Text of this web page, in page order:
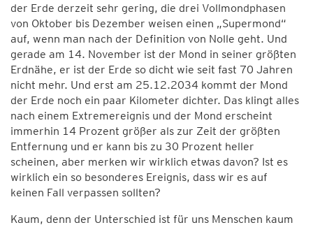
der Erde derzeit sehr gering, die drei Vollmondphasen
von Oktober bis Dezember weisen einen „Supermond“
auf, wenn man nach der Definition von Nolle geht. Und
gerade am 14. November ist der Mond in seiner größten
Erdnähe, er ist der Erde so dicht wie seit fast 70 Jahren
nicht mehr. Und erst am 25.12.2034 kommt der Mond
der Erde noch ein paar Kilometer dichter. Das klingt alles
nach einem Extremereignis und der Mond erscheint
immerhin 14 Prozent größer als zur Zeit der größten
Entfernung und er kann bis zu 30 Prozent heller
scheinen, aber merken wir wirklich etwas davon? Ist es
wirklich ein so besonderes Ereignis, dass wir es auf
keinen Fall verpassen sollten?
Kaum, denn der Unterschied ist für uns Menschen kaum